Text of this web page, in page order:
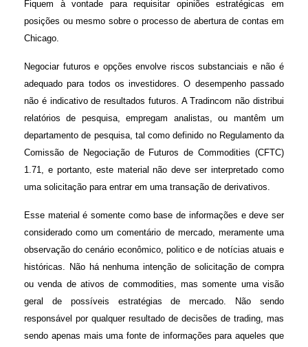
Fiquem à vontade para requisitar opiniões estratégicas em
posições ou mesmo sobre o processo de abertura de contas em
Chicago.
Negociar futuros e opções envolve riscos substanciais e não é
adequado para todos os investidores. O desempenho passado
não é indicativo de resultados futuros. A Tradincom não distribui
relatórios de pesquisa, empregam analistas, ou mantêm um
departamento de pesquisa, tal como definido no Regulamento da
Comissão de Negociação de Futuros de Commodities (CFTC)
1.71, e portanto, este material não deve ser interpretado como
uma solicitação para entrar em uma transação de derivativos.
Esse material é somente como base de informações e deve ser
considerado como um comentário de mercado, meramente uma
observação do cenário econômico, politico e de notícias atuais e
históricas. Não há nenhuma intenção de solicitação de compra
ou venda de ativos de commodities, mas somente uma visão
geral de possíveis estratégias de mercado. Não sendo
responsável por qualquer resultado de decisões de trading, mas
sendo apenas mais uma fonte de informações para aqueles que